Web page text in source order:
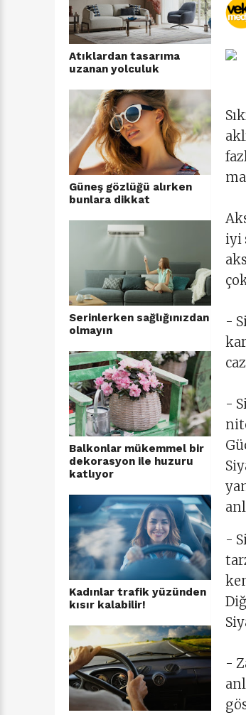
Atıklardan tasarıma
uzanan yolculuk
Güneş gözlüğü alırken
bunlara dikkat
Serinlerken sağlığınızdan
olmayın
Balkonlar mükemmel bir
dekorasyon ile huzuru
katlıyor
Kadınlar trafik yüzünden
kısır kalabilir!
iyi
-
-
-
-